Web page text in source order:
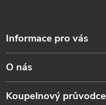
Informace pro vás
O nás
Koupelnový průvodce